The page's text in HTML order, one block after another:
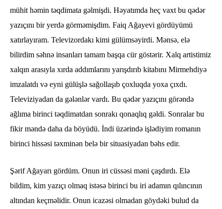
mühit həmin təqdimata gəlmişdi. Həyatımda heç vaxt bu qədər
yazıçını bir yerdə görməmişdim. Faiq Ağayevi gördüyümü
xatırlayıram. Televizordakı kimi gülümsəyirdi. Mənsə, elə
bilirdim səhnə insanları tamam başqa cür göstərir. Xalq artistimiz
xalqın arasıyla xırda addımlarını yarışdırıb kitabını Mirmehdiyə
imzalatdı və eyni gülüşlə sağollaşıb çoxluqda yoxa çıxdı.
Televiziyadan da gələnlər vardı. Bu qədər yazıçını görəndə
ağlıma birinci təqdimatdan sonrakı qonaqlıq gəldi. Sonralar bu
fikir məndə daha da böyüdü. İndi üzərində işlədiyim romanın
birinci hissəsi təxminən belə bir situasiyadan bəhs edir.
Şərif Ağayarı gördüm. Onun iri cüssəsi məni çaşdırdı. Elə
bildim, kim yazıçı olmaq istəsə birinci bu iri adamın qılıncının
altından keçməlidir. Onun icazəsi olmadan göydəki bulud da